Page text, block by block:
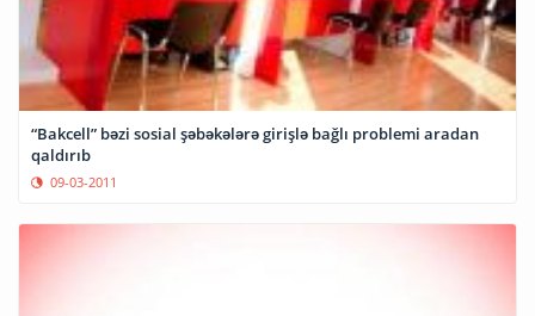
“Bakcell” bəzi sosial şəbəkələrə girişlə bağlı problemi aradan
qaldırıb
09-03-2011